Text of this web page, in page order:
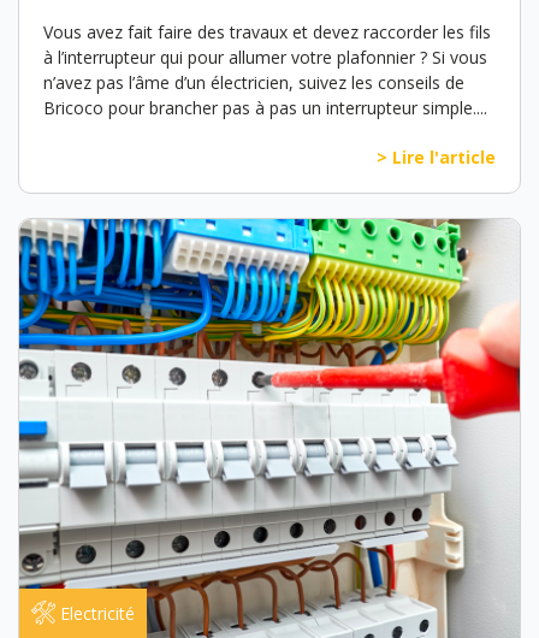
Vous avez fait faire des travaux et devez raccorder les fils
à l’interrupteur qui pour allumer votre plafonnier ? Si vous
n’avez pas l’âme d’un électricien, suivez les conseils de
Bricoco pour brancher pas à pas un interrupteur simple....
> Lire l'article
Electricité